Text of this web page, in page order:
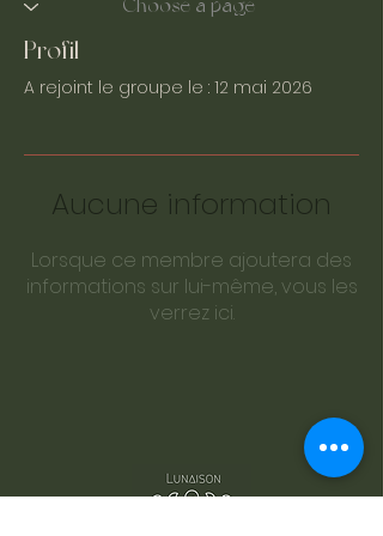
Profil
A rejoint le groupe le : 12 mai 2026
Aucune information
Lorsque ce membre ajoutera des
informations sur lui-même, vous les
verrez ici.